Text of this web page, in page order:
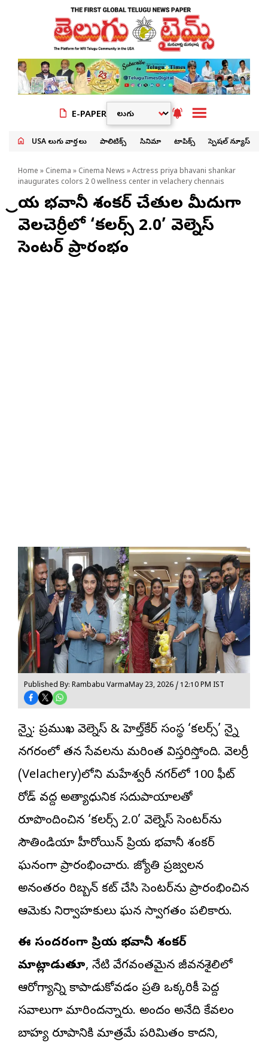
E-PAPER
USA తెలుగు వార్తలు పాలిటిక్స్ సినిమా టాపిక్స్ స్పెషల్ న్యూస్
Home » Cinema » Cinema News » Actress priya bhavani shankar
inaugurates colors 2 0 wellness center in velachery chennais
ప్రియ భ‌వానీ శంక‌ర్ చేతుల మీదుగా
వెల‌చెర్రీలో ‘కలర్స్ 2.0’ వెల్నెస్
సెంటర్ ప్రారంభం
Published By: Rambabu VarmaMay 23, 2026 / 12:10 PM IST
చెన్నై: ప్రముఖ వెల్నెస్ & హెల్త్‌కేర్ సంస్థ ‘కలర్స్’ చెన్నై
నగరంలో తన సేవలను మరింత విస్తరిస్తోంది. వెల‌చెర్రీ
(Velachery)లోని మ‌హేశ్వ‌రీ న‌గ‌ర్‌లో 100 ఫీట్
రోడ్ వ‌ద్ద‌ అత్యాధునిక సదుపాయాలతో
రూపొందించిన ‘కలర్స్ 2.0’ వెల్నెస్ సెంటర్‌ను
సౌతిండియా హీరోయిన్ ప్రియ భ‌వానీ శంక‌ర్
ఘనంగా ప్రారంభించారు. జ్యోతి ప్రజ్వలన
అనంతరం రిబ్బన్ కట్ చేసి సెంటర్‌ను ప్రారంభించిన
ఆమెకు నిర్వాహకులు ఘన స్వాగతం పలికారు.
ఈ సందర్భంగా ప్రియ భ‌వానీ శంక‌ర్
మాట్లాడుతూ, నేటి వేగవంతమైన జీవనశైలిలో
ఆరోగ్యాన్ని కాపాడుకోవడం ప్రతి ఒక్కరికీ పెద్ద
సవాలుగా మారిందన్నారు. అందం అనేది కేవలం
బాహ్య రూపానికి మాత్రమే పరిమితం కాదని,